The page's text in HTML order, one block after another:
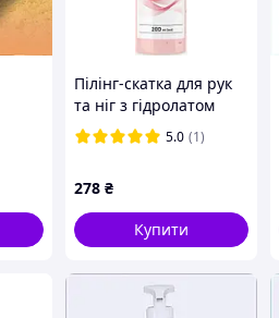
Пілінг-скатка для рук
та ніг з гідролатом
троянди, екстрактом
гранату та aha-
мл
5.0 (1)
278 ₴
Купити